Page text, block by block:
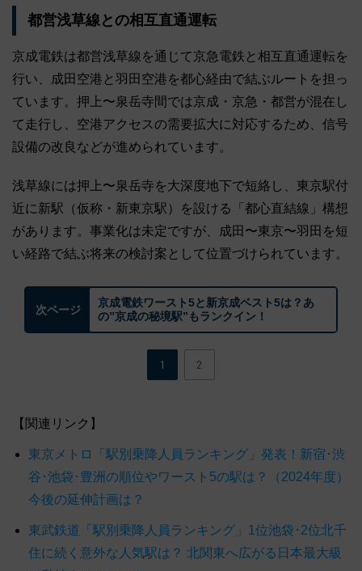
都営浅草線との相互直通運転
京成電鉄は都営浅草線を通じて京急電鉄と相互直通運転を
行い、成田空港と羽田空港を都心経由で結ぶルートを担っ
ています。押上〜泉岳寺間では京成・京急・都営が混在し
て走行し、空港アクセスの需要拡大に対応するため、信号
設備の改良などが進められています。
浅草線には押上〜泉岳寺を大深度地下で短絡し、東京駅付
近に新駅（仮称・新東京駅）を設ける「都心直結線」構想
があります。事業化は未定ですが、成田〜東京〜羽田を短
い経路で結ぶ将来の検討案として位置づけられています。
次ページ
京成電鉄ワースト5と新京成ベスト5は？あ
の”京成の秘境駅”もランクイン！
1 2
【関連リンク】
東京メトロ「駅別乗降人員ランキング」発表！新宿･渋
谷･池袋･豊洲の順位やワースト5の駅は？（2024年度）
今後の延伸計画は？
東武鉄道「駅別乗降人員ランキング」1位池袋･2位北千
住に続く意外な人気駅は？ 北関東へ広がる日本最大級